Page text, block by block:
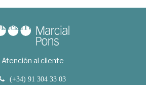
Atención al cliente
(+34) 91 304 33 03